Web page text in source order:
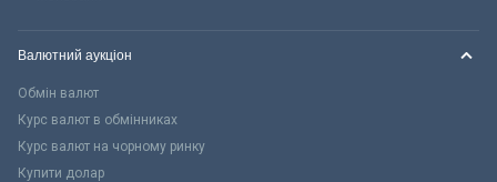
Валютний аукціон
Обмін валют
Курс валют в обмінниках
Курс валют на чорному ринку
Купити долар